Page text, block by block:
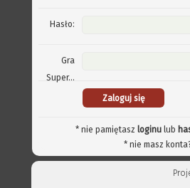
Hasło:
Gra
Super...
* nie pamiętasz loginu lub
* nie masz